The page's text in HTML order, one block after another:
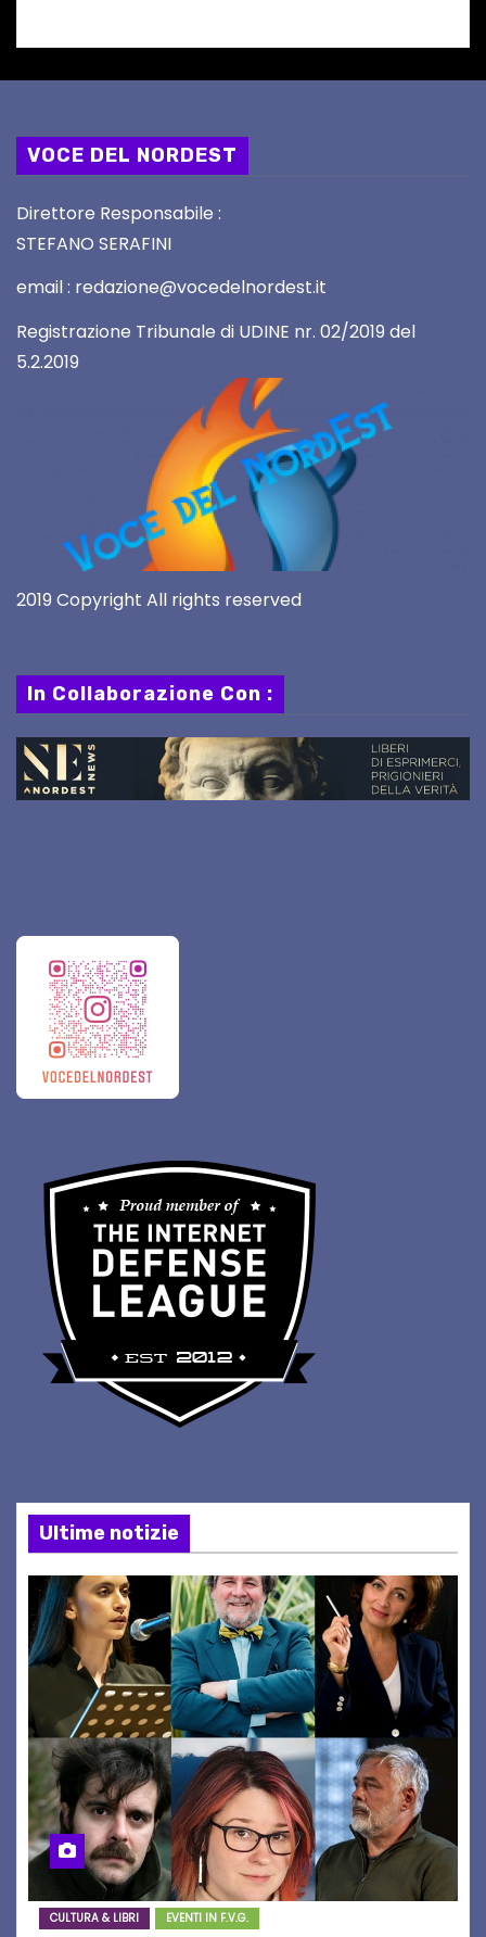
VOCE DEL NORDEST
Direttore Responsabile :
STEFANO SERAFINI
email : redazione@vocedelnordest.it
Registrazione Tribunale di UDINE nr. 02/2019 del
5.2.2019
2019 Copyright All rights reserved
In Collaborazione Con :
Ultime notizie
CULTURA & LIBRI EVENTI IN F.V.G.